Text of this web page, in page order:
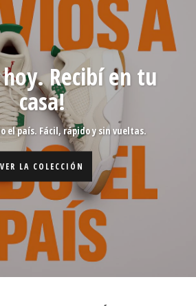
Recibí en tu
casa!
el país. Fácil, rápido y sin vueltas.
VER LA COLECCIÓN